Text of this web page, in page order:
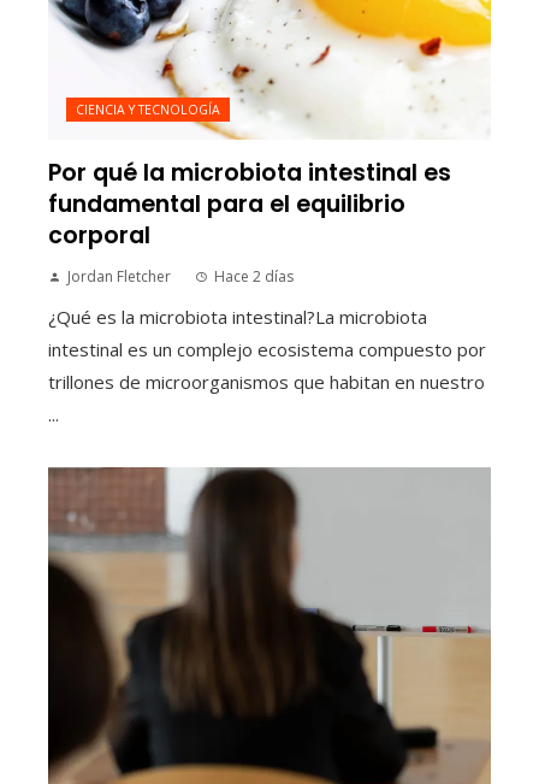
CIENCIA Y TECNOLOGÍA
Por qué la microbiota intestinal es
fundamental para el equilibrio
corporal
Jordan Fletcher Hace 2 días
¿Qué es la microbiota intestinal?La microbiota
intestinal es un complejo ecosistema compuesto por
trillones de microorganismos que habitan en nuestro
...